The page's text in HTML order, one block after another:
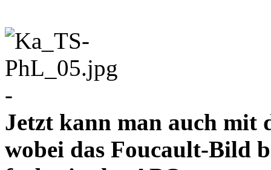
-
Jetzt kann man auch mit
wobei das Foucault-Bild